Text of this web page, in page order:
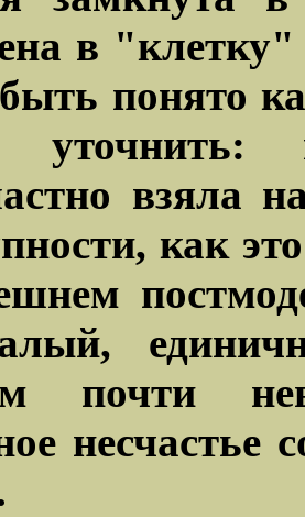
в "клетку"
понято
уточнить:
взяла
, как
почти
несчастье